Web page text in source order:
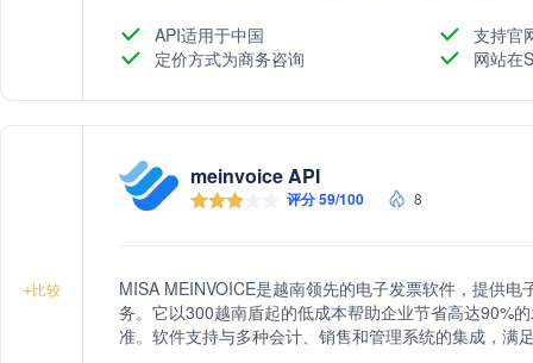
API适用于中国
支持官
定价方式为商务咨询
网站在
+比较
meinvoice API
评分 59/100 8
MISA MEINVOICE是越南领先的电子发票软件，提供
务。它以300越南盾起的低成本帮助企业节省高达90%
准。软件支持与多种会计、销售和管理系统的集成，满